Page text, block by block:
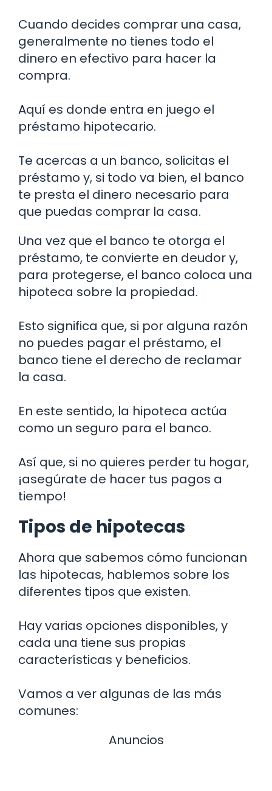
Cuando decides comprar una casa,
generalmente no tienes todo el
dinero en efectivo para hacer la
compra.
Aquí es donde entra en juego el
préstamo hipotecario.
Te acercas a un banco, solicitas el
préstamo y, si todo va bien, el banco
te presta el dinero necesario para
que puedas comprar la casa.
Una vez que el banco te otorga el
préstamo, te convierte en deudor y,
para protegerse, el banco coloca una
hipoteca sobre la propiedad.
Esto significa que, si por alguna razón
no puedes pagar el préstamo, el
banco tiene el derecho de reclamar
la casa.
En este sentido, la hipoteca actúa
como un seguro para el banco.
Así que, si no quieres perder tu hogar,
¡asegúrate de hacer tus pagos a
tiempo!
Tipos de hipotecas
Ahora que sabemos cómo funcionan
las hipotecas, hablemos sobre los
diferentes tipos que existen.
Hay varias opciones disponibles, y
cada una tiene sus propias
características y beneficios.
Vamos a ver algunas de las más
comunes:
Anuncios